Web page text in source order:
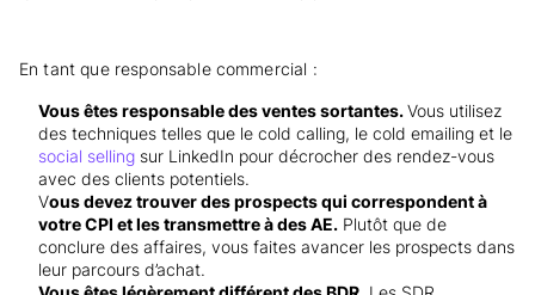
En tant que responsable commercial :
Vous êtes responsable des ventes sortantes.Vous utilisez
des techniques telles que le cold calling, le cold emailing et le
social selling sur LinkedIn pour décrocher des rendez-vous
avec des clients potentiels.
Vous devez trouver des prospects qui correspondent à
votre CPI et les transmettre à des AE. Plutôt que de
conclure des affaires, vous faites avancer les prospects dans
leur parcours d’achat.